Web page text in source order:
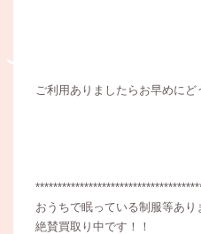
ご利用ありましたらお早めにど
おうちで眠っている制服等あり
絶賛買取り中です！！